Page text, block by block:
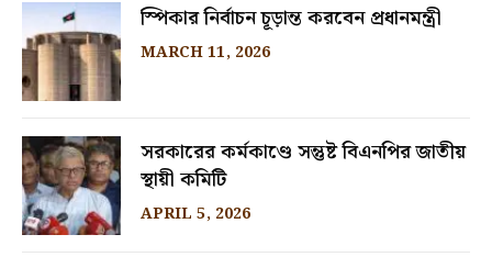
স্পিকার নির্বাচন চূড়ান্ত করবেন প্রধানমন্ত্রী
MARCH 11, 2026
সরকারের কর্মকাণ্ডে সন্তুষ্ট বিএনপির জাতীয়
স্থায়ী কমিটি
APRIL 5, 2026